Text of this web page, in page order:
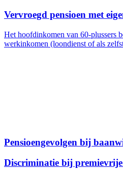
Vervroegd pensioen met
Het hoofdinkomen van 60-plussers
werkinkomen (loondienst of als
Pensioengevolgen bij
Discriminatie bij